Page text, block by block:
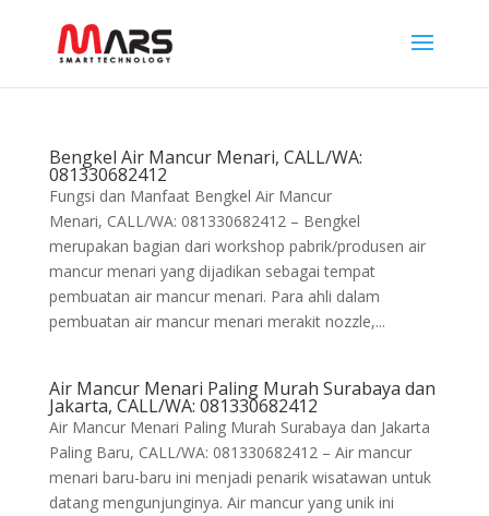
Bengkel Air Mancur Menari, CALL/WA:
081330682412
Fungsi dan Manfaat Bengkel Air Mancur
Menari, CALL/WA: 081330682412 – Bengkel
merupakan bagian dari workshop pabrik/produsen air
mancur menari yang dijadikan sebagai tempat
pembuatan air mancur menari. Para ahli dalam
pembuatan air mancur menari merakit nozzle,...
Air Mancur Menari Paling Murah Surabaya dan
Jakarta, CALL/WA: 081330682412
Air Mancur Menari Paling Murah Surabaya dan Jakarta
Paling Baru, CALL/WA: 081330682412 – Air mancur
menari baru-baru ini menjadi penarik wisatawan untuk
datang mengunjunginya. Air mancur yang unik ini